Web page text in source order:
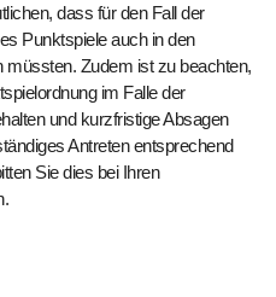
dass für den Fall der
Punktspiele auch in den
müssten. Zudem ist zu beachten,
im Falle der
und kurzfristige Absagen
Antreten entsprechend
Sie dies bei Ihren